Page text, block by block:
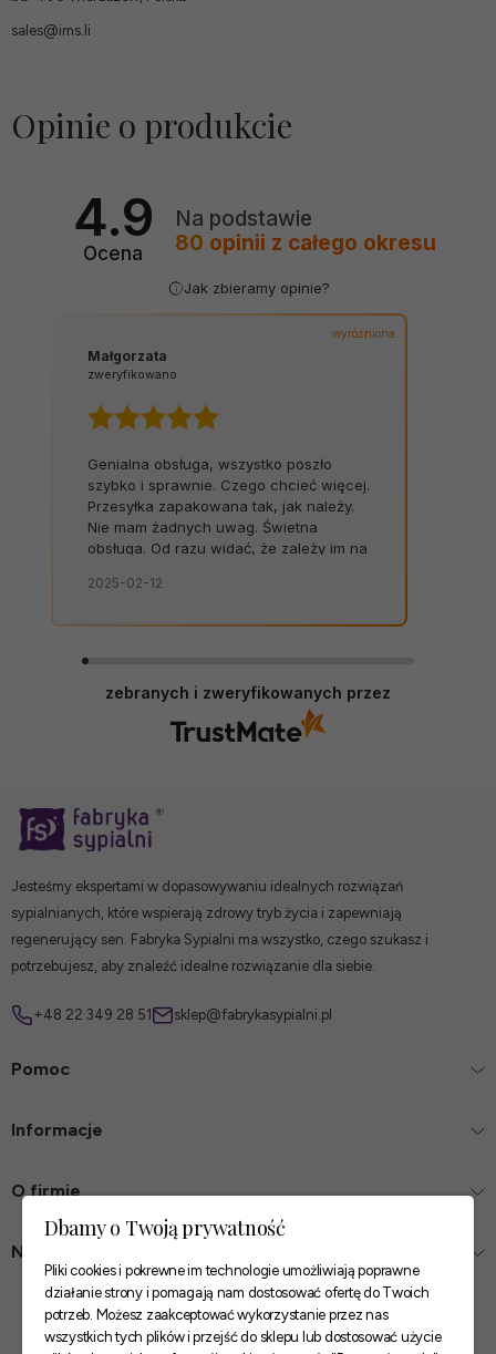
sales@ims.li
Opinie o produkcie
4.9
Ocena
Na podstawie
80 opinii z całego okresu
Jak zbieramy opinie?
wyróżniona
Małgorzata
zweryfikowano
Genialna obsługa, wszystko poszło
szybko i sprawnie. Czego chcieć więcej.
Przesyłka zapakowana tak, jak należy.
Nie mam żadnych uwag. Świetna
obsługa. Od razu widać, że zależy im na
czas, bez zbędnych nerwów. Sklep bez
2025-02-12
zebranych i zweryfikowanych przez
Jesteśmy ekspertami w dopasowywaniu idealnych rozwiązań
sypialnianych, które wspierają zdrowy tryb życia i zapewniają
regenerujący sen. Fabryka Sypialni ma wszystko, czego szukasz i
potrzebujesz, aby znaleźć idealne rozwiązanie dla siebie.
+48 22 349 28 51 sklep@fabrykasypialni.pl
Pomoc
Informacje
O firmie
Nasze sklepy
Zaufane płatności
Dbamy o Twoją prywatność
Pliki cookies i pokrewne im technologie umożliwiają poprawne
działanie strony i pomagają nam dostosować ofertę do Twoich
potrzeb. Możesz zaakceptować wykorzystanie przez nas
wszystkich tych plików i przejść do sklepu lub dostosować użycie